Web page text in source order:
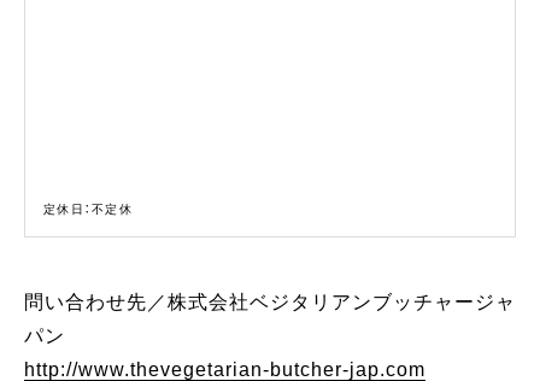
定休日：不定休
問い合わせ先／株式会社ベジタリアンブッチャージャ
パン
http://www.thevegetarian-butcher-jap.com